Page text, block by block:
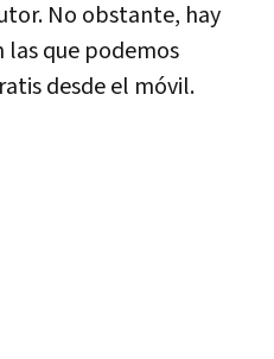
No obstante, hay
las que podemos
desde el móvil.